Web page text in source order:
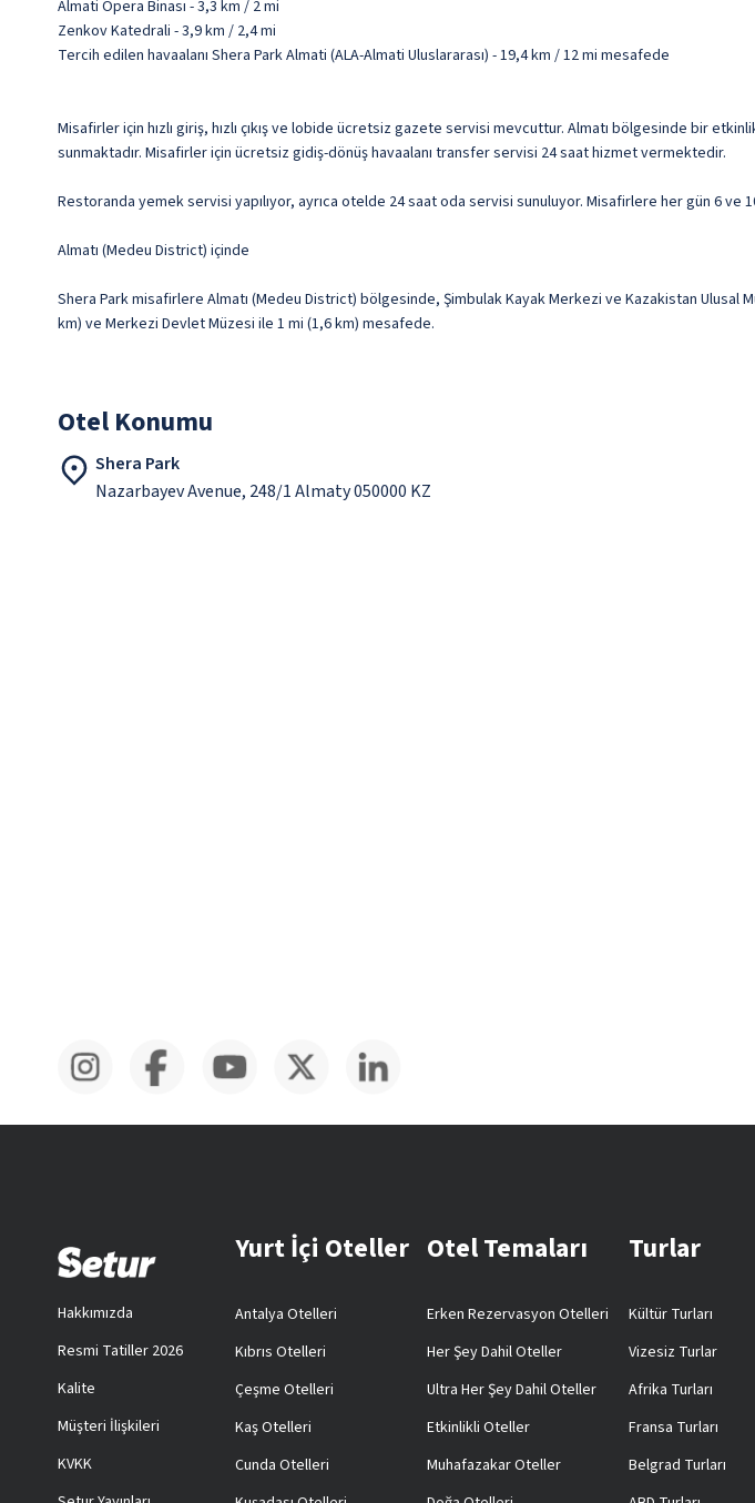
Almati Opera Binası - 3,3 km / 2 mi
Zenkov Katedrali - 3,9 km / 2,4 mi
Tercih edilen havaalanı Shera Park Almati (ALA-Almati Uluslararası) - 19,4 km / 12 mi mesafede
Misafirler için hızlı giriş, hızlı çıkış ve lobide ücretsiz gazete servisi mevcuttur. Almatı bölgesinde bir
sunmaktadır. Misafirler için ücretsiz gidiş-dönüş havaalanı transfer servisi 24 saat hizmet vermektedir.
Restoranda yemek servisi yapılıyor, ayrıca otelde 24 saat oda servisi sunuluyor. Misafirlere her gün 6 ve
Almatı (Medeu District) içinde
Shera Park misafirlere Almatı (Medeu District) bölgesinde, Şimbulak Kayak Merkezi ve Kazakistan Ulusal
km) ve Merkezi Devlet Müzesi ile 1 mi (1,6 km) mesafede.
Otel Konumu
Shera Park
Nazarbayev Avenue, 248/1 Almaty 050000 KZ
Hakkımızda
Resmi Tatiller 2026
Kalite
Müşteri İlişkileri
KVKK
Yurt İçi Oteller
Antalya Otelleri
Kıbrıs Otelleri
Çeşme Otelleri
Kaş Otelleri
Cunda Otelleri
Otel Temaları
Erken Rezervasyon Otelleri
Her Şey Dahil Oteller
Ultra Her Şey Dahil Oteller
Etkinlikli Oteller
Muhafazakar Oteller
Turlar
Kültür Turları
Vizesiz Turlar
Afrika Turları
Fransa Turları
Belgrad Turları